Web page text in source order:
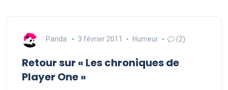
Panda 3 février 2011 Humeur (2)
Retour sur « Les chroniques de
Player One »